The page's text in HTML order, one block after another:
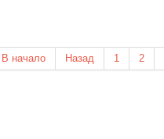
В начало Назад 1 2